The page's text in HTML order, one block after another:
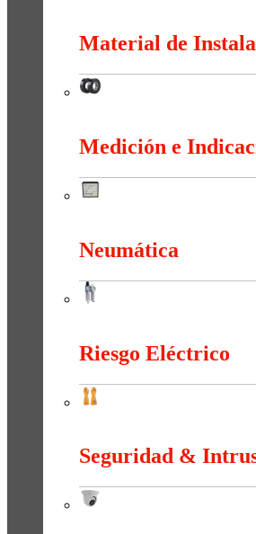
Material de
Medición e
Neumática
Riesgo Eléctrico
Seguridad &